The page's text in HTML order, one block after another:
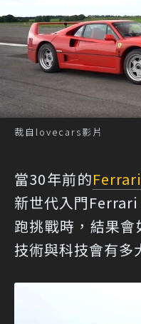
裁自lovecars影片
當30年前的Ferrari
新世代入門
跑挑戰時，結果
技術與科技會有多